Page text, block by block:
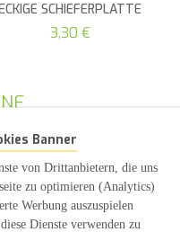
SCHIEFERPLATTE
3,30 €
HERZ AUS HERZEN
*
3 STERNE 4 STERNE
Banner
von Drittanbietern, die uns
zu optimieren (Analytics)
Werbung auszuspielen
Dienste verwenden zu